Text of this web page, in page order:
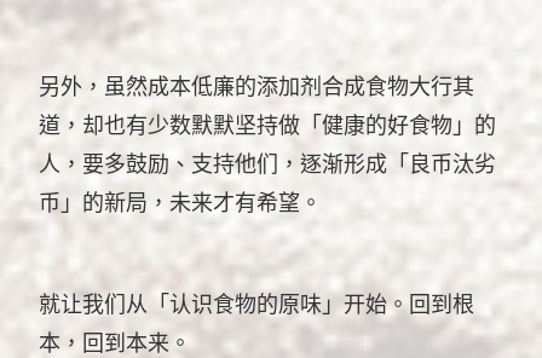
另外，虽然成本低廉的添加剂合成食物大行其
道，却也有少数默默坚持做「健康的好食物」的
人，要多鼓励、支持他们，逐渐形成「良币汰劣
币」的新局，未来才有希望。
就让我们从「认识食物的原味」开始。回到根
本，回到本来。